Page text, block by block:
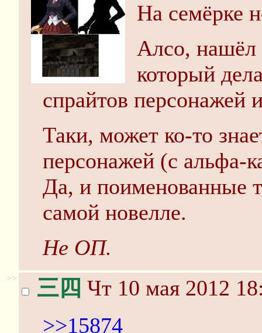
На семёрке
Алсо, нашёл
который
спрайтов персонажей
Таки, может ко-то
персонажей (с альфа-
Да, и поименованные
самой новелле.
Не ОП.
>> 三四 Чт 10 мая 2012
>>15874